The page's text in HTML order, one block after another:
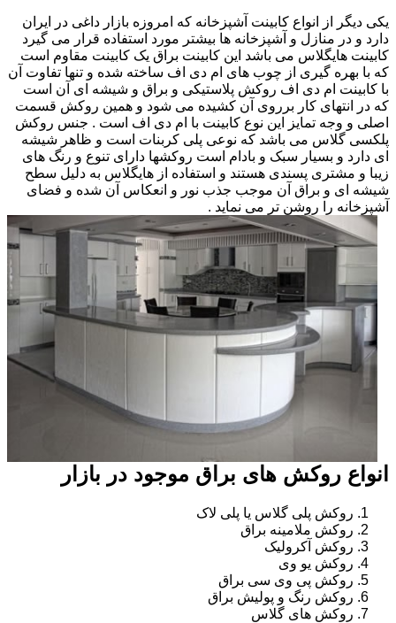
یکی دیگر از انواع کابینت آشپزخانه که امروزه بازار داغی در ایران
دارد و در منازل و آشپزخانه ها بیشتر مورد استفاده قرار می گیرد
کابینت هایگلاس می باشد این کابینت براق یک کابینت مقاوم است
که با بهره گیری از چوب های ام دی اف ساخته شده و تنها تفاوت آن
با کابینت ام دی اف روکش پلاستیکی و براق و شیشه ای آن است
که در انتهای کار برروی آن کشیده می شود و همین روکش قسمت
اصلی و وجه تمایز این نوع کابینت با ام دی اف است . جنس روکش
پلکسی گلاس می باشد که نوعی پلی کربنات است و ظاهر شیشه
ای دارد و بسیار سبک و بادام است روکشها دارای تنوع و رنگ های
زیبا و مشتری پسندی هستند و استفاده از هایگلاس به دلیل سطح
شیشه ای و براق آن موجب جذب نور و انعکاس آن شده و فضای
آشپزخانه را روشن تر می نماید .
انواع روکش های براق موجود در بازار
روکش پلی گلاس یا پلی لاک
روکش ملامینه براق
روکش آکرولیک
روکش یو وی
روکش پی وی سی براق
روکش رنگ و پولیش براق
روکش های گلاس